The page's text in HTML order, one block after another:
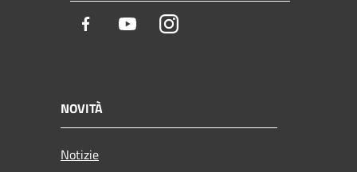
Facebook YoutubeInstagram
NOVITÀ
Notizie